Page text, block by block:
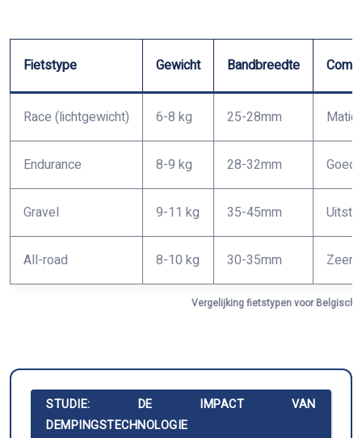
Vergelijking fietstypen voor
Fietstype Gewicht Bandbreedte
Race (lichtgewicht) 6-8 kg 25-28mm Matig
Endurance 8-9 kg 28-32mm Goed
Gravel 9-11 kg 35-45mm
All-road 8-10 kg 30-35mm Zeer
STUDIE: DE IMPACT VAN
DEMPINGSTECHNOLOGIE